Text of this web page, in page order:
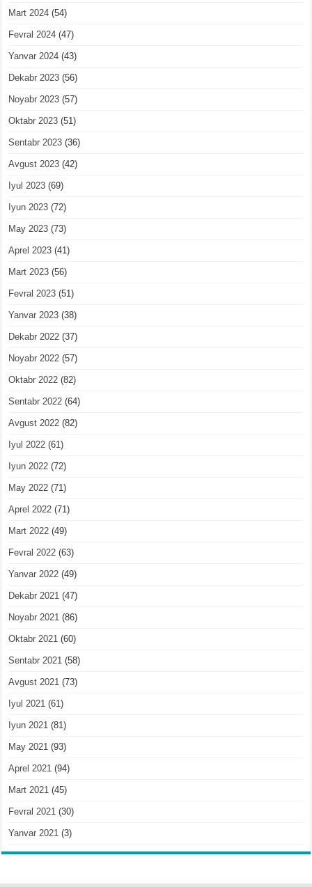
Mart 2024 (54)
Fevral 2024 (47)
Yanvar 2024 (43)
Dekabr 2023 (56)
Noyabr 2023 (57)
Oktabr 2023 (51)
Sentabr 2023 (36)
Avgust 2023 (42)
Iyul 2023 (69)
Iyun 2023 (72)
May 2023 (73)
Aprel 2023 (41)
Mart 2023 (56)
Fevral 2023 (51)
Yanvar 2023 (38)
Dekabr 2022 (37)
Noyabr 2022 (57)
Oktabr 2022 (82)
Sentabr 2022 (64)
Avgust 2022 (82)
Iyul 2022 (61)
Iyun 2022 (72)
May 2022 (71)
Aprel 2022 (71)
Mart 2022 (49)
Fevral 2022 (63)
Yanvar 2022 (49)
Dekabr 2021 (47)
Noyabr 2021 (86)
Oktabr 2021 (60)
Sentabr 2021 (58)
Avgust 2021 (73)
Iyul 2021 (61)
Iyun 2021 (81)
May 2021 (93)
Aprel 2021 (94)
Mart 2021 (45)
Fevral 2021 (30)
Yanvar 2021 (3)